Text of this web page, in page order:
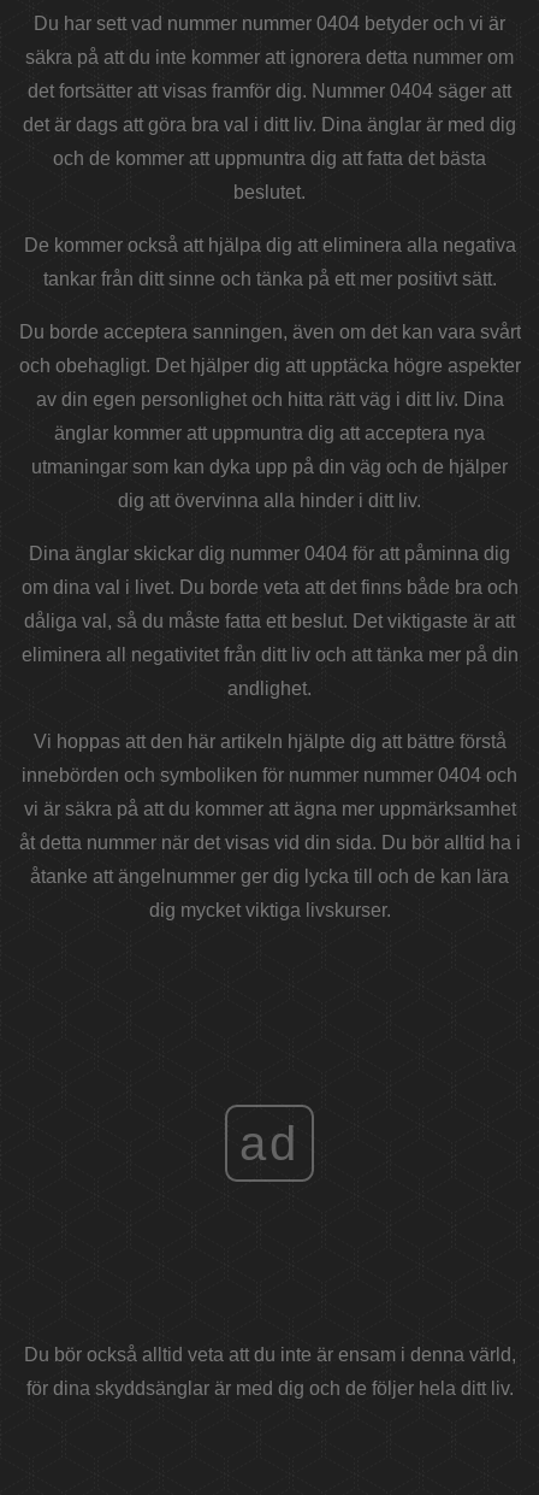
Du har sett vad nummer nummer 0404 betyder och vi är
säkra på att du inte kommer att ignorera detta nummer om
det fortsätter att visas framför dig. Nummer 0404 säger att
det är dags att göra bra val i ditt liv. Dina änglar är med dig
och de kommer att uppmuntra dig att fatta det bästa
beslutet.
De kommer också att hjälpa dig att eliminera alla negativa
tankar från ditt sinne och tänka på ett mer positivt sätt.
Du borde acceptera sanningen, även om det kan vara svårt
och obehagligt. Det hjälper dig att upptäcka högre aspekter
av din egen personlighet och hitta rätt väg i ditt liv. Dina
änglar kommer att uppmuntra dig att acceptera nya
utmaningar som kan dyka upp på din väg och de hjälper
dig att övervinna alla hinder i ditt liv.
Dina änglar skickar dig nummer 0404 för att påminna dig
om dina val i livet. Du borde veta att det finns både bra och
dåliga val, så du måste fatta ett beslut. Det viktigaste är att
eliminera all negativitet från ditt liv och att tänka mer på din
andlighet.
Vi hoppas att den här artikeln hjälpte dig att bättre förstå
innebörden och symboliken för nummer nummer 0404 och
vi är säkra på att du kommer att ägna mer uppmärksamhet
åt detta nummer när det visas vid din sida. Du bör alltid ha i
åtanke att ängelnummer ger dig lycka till och de kan lära
dig mycket viktiga livskurser.
ad
Du bör också alltid veta att du inte är ensam i denna värld,
för dina skyddsänglar är med dig och de följer hela ditt liv.